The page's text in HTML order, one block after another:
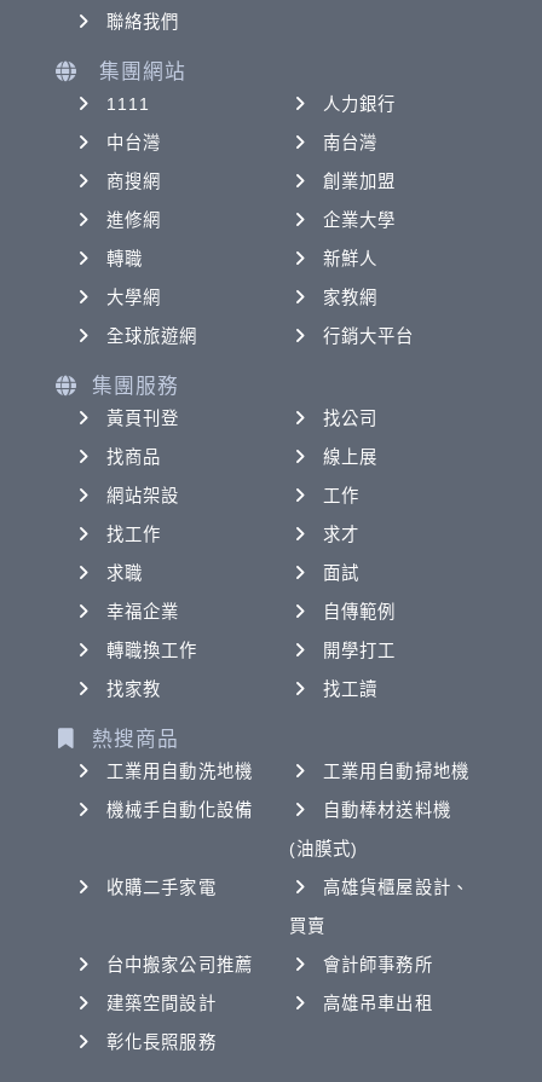
聯絡我們
集團網站
1111
人力銀行
中台灣
南台灣
商搜網
創業加盟
進修網
企業大學
轉職
新鮮人
大學網
家教網
全球旅遊網
行銷大平台
集團服務
黃頁刊登
找公司
找商品
線上展
網站架設
工作
找工作
求才
求職
面試
幸福企業
自傳範例
轉職換工作
開學打工
找家教
找工讀
熱搜商品
工業用自動洗地機
工業用自動掃地機
機械手自動化設備
自動棒材送料機
(油膜式)
收購二手家電
高雄貨櫃屋設計、
買賣
台中搬家公司推薦
會計師事務所
建築空間設計
高雄吊車出租
彰化長照服務